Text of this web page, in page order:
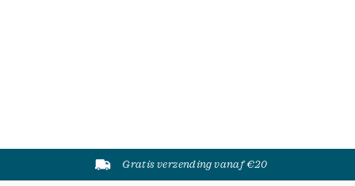
Gratis verzending vanaf €20